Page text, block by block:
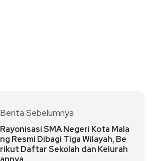
Berita Sebelumnya
Rayonisasi SMA Negeri Kota Mala
ng Resmi Dibagi Tiga Wilayah, Be
rikut Daftar Sekolah dan Kelurah